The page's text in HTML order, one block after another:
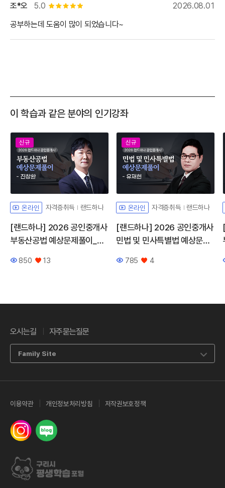
5.0 별점 5개
조*오
2026.08.01
공부하는데 도움이 많이 되었습니다~
이 학습과 같은 분야의 인기강좌
신규
온라인 자격증취득 랜드하나
[랜드하나] 2026 공인중개사
부동산공법 예상문제풀이_진
조회수
850
좋아요
13
신규
온라인 자격증취득 랜드하나
[랜드하나] 2026 공인중개사
민법 및 민사특별법 예상문제
조회수
785
좋아요
4
오시는길 자주묻는질문
Family Site
이용약관 개인정보처리방침 저작권보호정책
인스타그램 네이버 밴드